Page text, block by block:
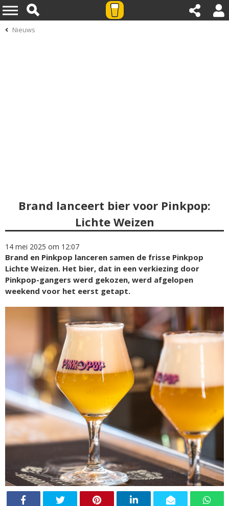
Nieuws
Brand lanceert bier voor Pinkpop:
Lichte Weizen
14 mei 2025 om 12:07
Brand en Pinkpop lanceren samen de frisse Pinkpop
Lichte Weizen. Het bier, dat in een verkiezing door
Pinkpop-gangers werd gekozen, werd afgelopen
weekend voor het eerst getapt.